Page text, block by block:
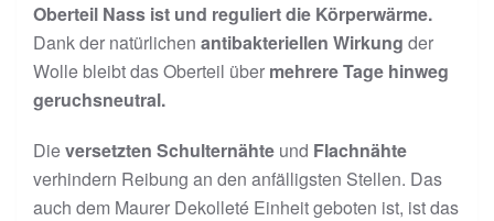
Oberteil Nass ist und reguliert die Körperwärme.
Dank der natürlichen antibakteriellen Wirkung der
Wolle bleibt das Oberteil über mehrere Tage hinweg
geruchsneutral.
Dieversetzten Schulternähte und Flachnähte
verhindern Reibung an den anfälligsten Stellen. Das
auch dem Maurer Dekolleté Einheit geboten ist, ist das